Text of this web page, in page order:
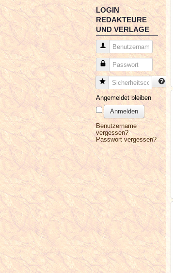
LOGIN
REDAKTEURE
UND VERLAGE
Benutzername
Passwort
Sicherheitscode
Angemeldet bleiben
Anmelden
Benutzername
vergessen?
Passwort vergessen?